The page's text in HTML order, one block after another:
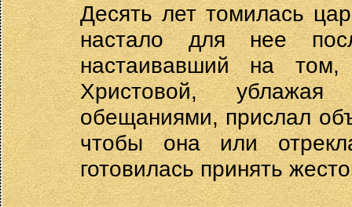
Десять лет томилась
настало для нее
настаивавший на
Христовой,
обещаниями, прислал
чтобы она или
готовилась принять